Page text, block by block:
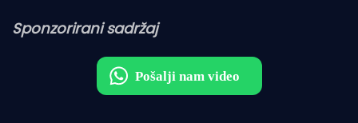
Sponzorirani sadržaj